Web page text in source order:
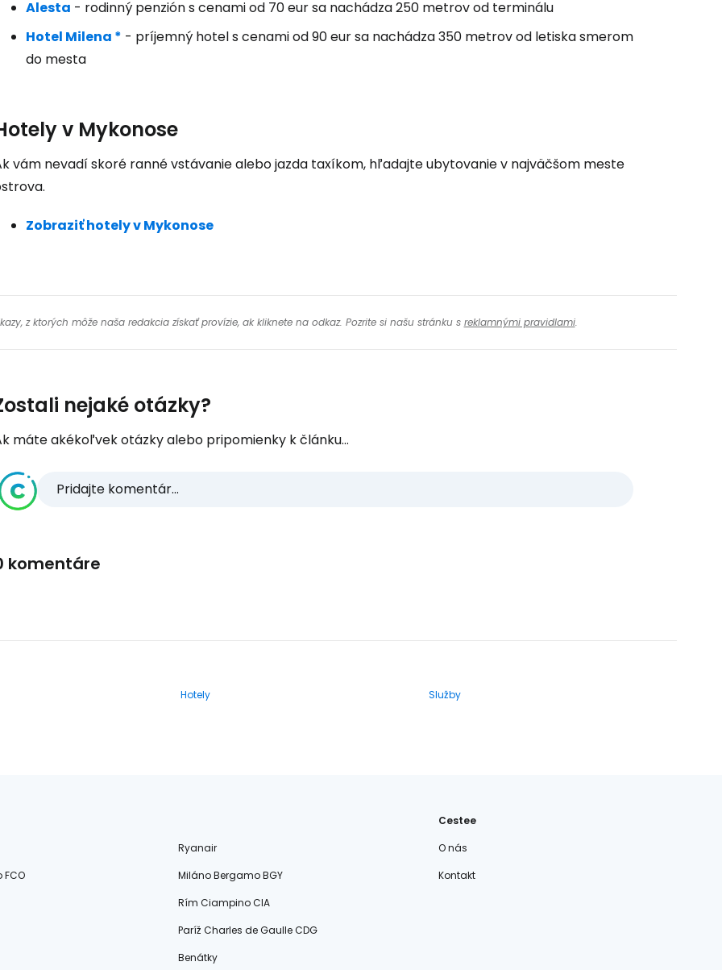
Alesta - rodinný penzión s cenami od 70 eur sa nachádza 250 metrov od terminálu
Hotel Milena * - príjemný hotel s cenami od 90 eur sa nachádza 350 metrov od letiska smerom
do mesta
v Mykonose
vám nevadí skoré ranné vstávanie alebo jazda taxíkom, hľadajte ubytovanie v najväčšom meste
Zobraziť hotely v Mykonose
z ktorých môže naša redakcia získať provízie, ak kliknete na odkaz. Pozrite si našu stránku s reklamnými pravidlami.
nejaké otázky?
máte akékoľvek otázky alebo pripomienky k článku...
Pridajte komentár...
komentáre
Hotely Služby
Ryanair
Miláno Bergamo BGY
Rím Ciampino CIA
Paríž Charles de Gaulle CDG
Benátky
Cestee
O nás
Kontakt
Pokračovať na Facebooku